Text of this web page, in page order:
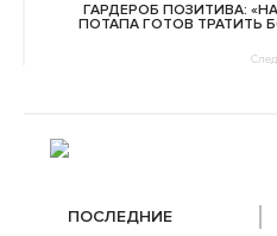
ГАРДЕРОБ ПОЗИТИВА:
ПОТАПА ГОТОВ ТРАТИТЬ
ПОСЛЕДНИЕ